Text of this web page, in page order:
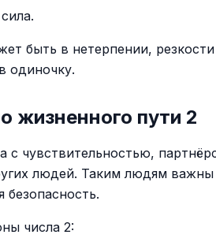
быть в нетерпении,
одиночку.
жизненного пути 2
с чувствительностью,
людей. Таким людям
безопасность.
числа 2: